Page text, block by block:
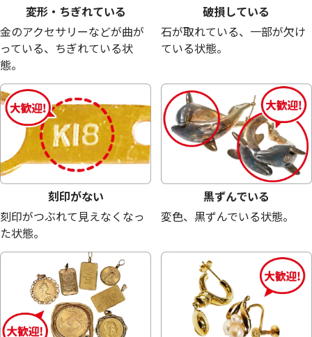
24金 (K24) サントメ・プリンシべ民主共
和国 金貨
参考買取価格
369,000円
24金 (K24)
10g
参考買取価格
300,000円
変形・ちぎれている
金のアクセサリーなどが曲が
っている、ちぎれている状
態。
破損している
石が取れている、一部が欠け
ている状態。
刻印がない
刻印がつぶれて見えなくなっ
た状態。
黒ずんでいる
変色、黒ずんでいる状態。